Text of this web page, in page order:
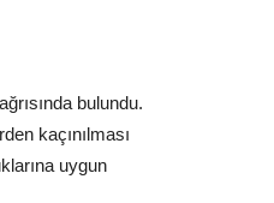
bulundu.
kaçınılması
uygun